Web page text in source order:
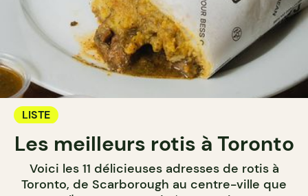
LISTE
Les meilleurs rotis à Toronto
Voici les 11 délicieuses adresses de rotis à
Toronto, de Scarborough au centre-ville que